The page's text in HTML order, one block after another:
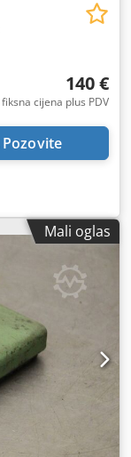
140 €
fiksna cijena plus PDV
Pozovite
Mali oglas